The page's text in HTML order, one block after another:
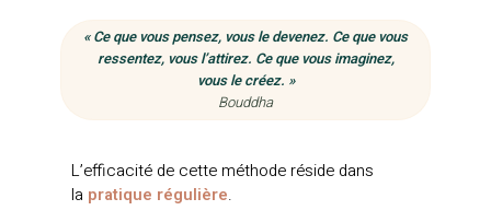
« Ce que vous pensez, vous le devenez. Ce que vous
ressentez, vous l’attirez. Ce que vous imaginez,
vous le créez. »
Bouddha
L’efficacité de cette méthode réside dans
la pratique régulière.